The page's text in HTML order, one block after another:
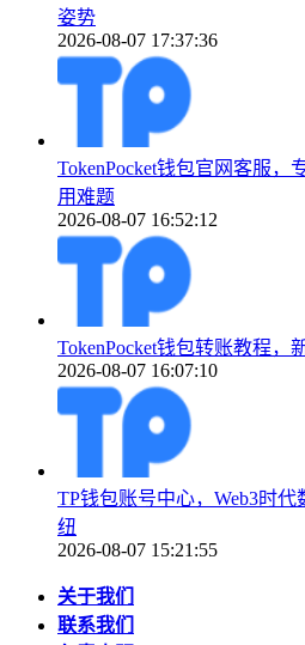
姿势
2026-08-07 17:37:36
TokenPocket钱包官网客服
用难题
2026-08-07 16:52:12
TokenPocket钱包转账教程
2026-08-07 16:07:10
TP钱包账号中心，Web3时
纽
2026-08-07 15:21:55
关于我们
联系我们